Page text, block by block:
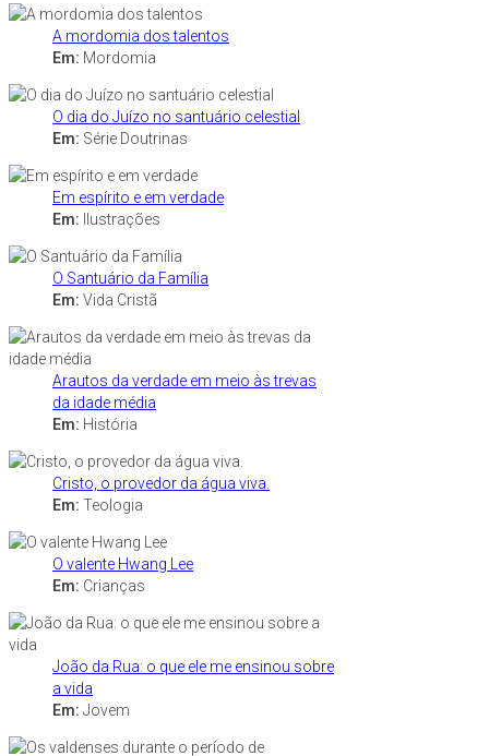
A mordomia dos talentos
Em: Mordomia
O dia do Juízo no santuário celestial
Em: Série Doutrinas
Em espírito e em verdade
Em: Ilustrações
O Santuário da Família
Em: Vida Cristã
Arautos da verdade em meio às trevas
da idade média
Em: História
Cristo, o provedor da água viva.
Em: Teologia
O valente Hwang Lee
Em: Crianças
João da Rua: o que ele me ensinou sobre
a vida
Em: Jovem